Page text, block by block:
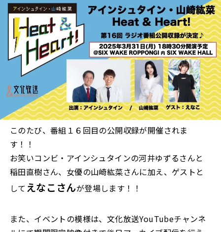
このたび、番組１６回目の公開収録が開催されま
す！！
お笑いコンビ・アインシュタインの河井ゆずるさんと
稲田直樹さん、女優の山崎紘菜さんに加え、ゲストと
して えなこ さんが登場します！！
また、イベントの模様は、文化放送YouTubeチャンネ